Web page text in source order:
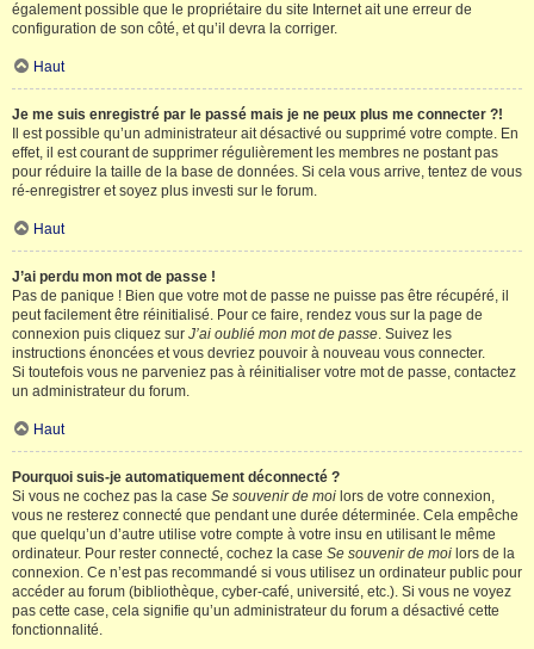
également possible que le propriétaire du site Internet ait une erreur de
configuration de son côté, et qu’il devra la corriger.
Haut
Je me suis enregistré par le passé mais je ne peux plus me connecter ?!
Il est possible qu’un administrateur ait désactivé ou supprimé votre compte. En
effet, il est courant de supprimer régulièrement les membres ne postant pas
pour réduire la taille de la base de données. Si cela vous arrive, tentez de vous
ré-enregistrer et soyez plus investi sur le forum.
Haut
J’ai perdu mon mot de passe !
Pas de panique ! Bien que votre mot de passe ne puisse pas être récupéré, il
peut facilement être réinitialisé. Pour ce faire, rendez vous sur la page de
connexion puis cliquez sur J’ai oublié mon mot de passe. Suivez les
instructions énoncées et vous devriez pouvoir à nouveau vous connecter.
Si toutefois vous ne parveniez pas à réinitialiser votre mot de passe, contactez
un administrateur du forum.
Haut
Pourquoi suis-je automatiquement déconnecté ?
Si vous ne cochez pas la case Se souvenir de moi lors de votre connexion,
vous ne resterez connecté que pendant une durée déterminée. Cela empêche
que quelqu’un d’autre utilise votre compte à votre insu en utilisant le même
ordinateur. Pour rester connecté, cochez la case Se souvenir de moi lors de la
connexion. Ce n’est pas recommandé si vous utilisez un ordinateur public pour
accéder au forum (bibliothèque, cyber-café, université, etc.). Si vous ne voyez
pas cette case, cela signifie qu’un administrateur du forum a désactivé cette
fonctionnalité.